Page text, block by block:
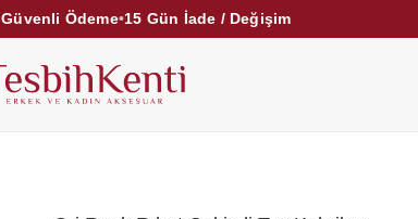
Güvenli Ödeme•15 Gün İade / Değişim
KUKA TESBİHLER